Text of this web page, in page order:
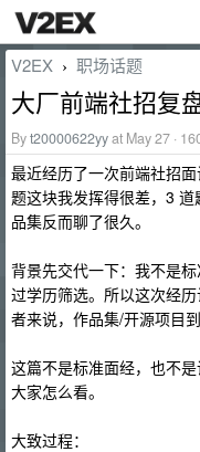
V2EX › 职场话题
大厂前端社招复
Byt20000622yyat May 27 ·
最近经历了一次前端社招
题这块我发挥得很差，3
品集反而聊了很久。
背景先交代一下：我不是
过学历筛选。所以这次经
者来说，作品集/开源项目
这篇不是标准面经，也不
大家怎么看。
大致过程：